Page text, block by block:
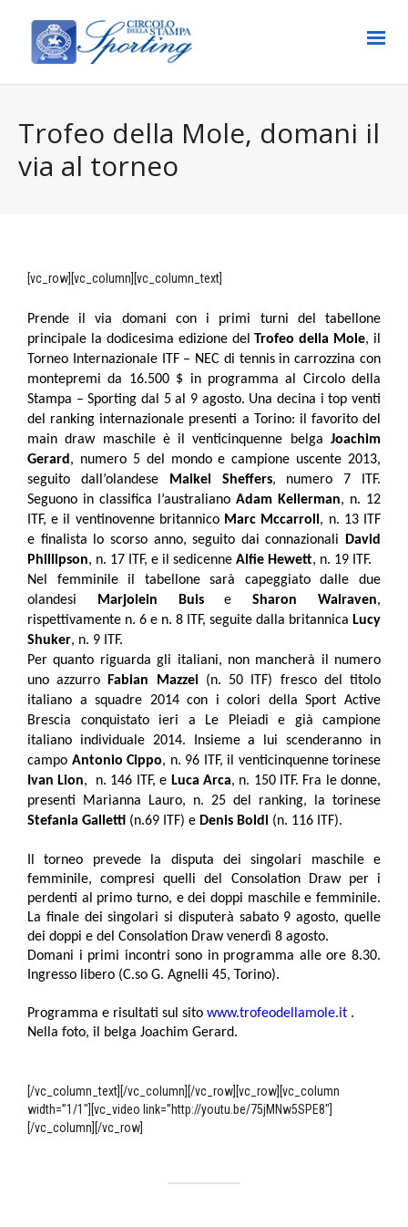
Trofeo della Mole, domani il
via al torneo
[vc_row][vc_column][vc_column_text]
Prende il via domani con i primi turni del tabellone
principale la dodicesima edizione delTrofeo della Mole, il
Torneo Internazionale ITF – NEC di tennis in carrozzina con
montepremi da 16.500 $ in programma al Circolo della
Stampa – Sporting dal 5 al 9 agosto. Una decina i top venti
del ranking internazionale presenti a Torino: il favorito del
main draw maschile è il venticinquenne belga Joachim
Gerard, numero 5 del mondo e campione uscente 2013,
seguito dall’olandese Maikel Sheffers, numero 7 ITF.
Seguono in classifica l’australiano Adam Kellerman, n. 12
ITF, e il ventinovenne britannico Marc Mccarroll, n. 13 ITF
e finalista lo scorso anno, seguito dai connazionali David
Phillipson, n. 17 ITF, e il sedicenne Alfie Hewett, n. 19 ITF.
Nel femminile il tabellone sarà capeggiato dalle due
olandesi Marjolein BuiseSharon Walraven,
rispettivamente n. 6 e n. 8 ITF, seguite dalla britannica Lucy
Shuker, n. 9 ITF.
Per quanto riguarda gli italiani, non mancherà il numero
uno azzurroFabian Mazzei(n. 50 ITF) fresco del titolo
italiano a squadre 2014 con i colori della Sport Active
Brescia conquistato ieri a Le Pleiadi e già campione
italiano individuale 2014. Insieme a lui scenderanno in
campo Antonio Cippo, n. 96 ITF, il venticinquenne torinese
Ivan Lion, n. 146 ITF, e Luca Arca, n. 150 ITF. Fra le donne,
presenti Marianna Lauro, n. 25 del ranking, la torinese
Stefania Galletti (n.69 ITF) e Denis Boldi (n. 116 ITF).
Il torneo prevede la disputa dei singolari maschile e
femminile, compresi quelli del Consolation Draw per i
perdenti al primo turno, e dei doppi maschile e femminile.
La finale dei singolari si disputerà sabato 9 agosto, quelle
dei doppi e del Consolation Draw venerdì 8 agosto.
Domani i primi incontri sono in programma alle ore 8.30.
Ingresso libero (C.so G. Agnelli 45, Torino).
Programma e risultati sul sito www.trofeodellamole.it .
Nella foto, il belga Joachim Gerard.
[/vc_column_text][/vc_column][/vc_row][vc_row][vc_column
width=”1/1″][vc_video link=”http://youtu.be/75jMNw5SPE8″]
[/vc_column][/vc_row]